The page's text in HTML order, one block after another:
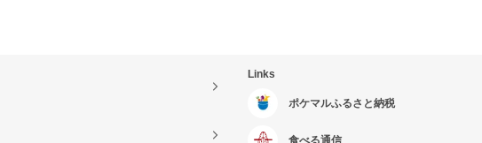
Links
ポケマルふるさと納税
食べる通信